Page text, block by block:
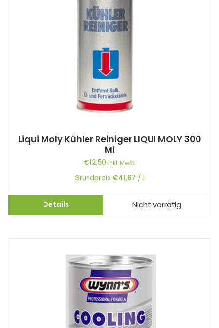
Liqui Moly Kühler Reiniger LIQUI MOLY 300
Ml
€12,50 inkl. MwSt.
Grundpreis €41,67 / l
Details Nicht vorrätig